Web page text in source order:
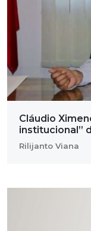
Cláudio
institucional”
Rilijanto Viana